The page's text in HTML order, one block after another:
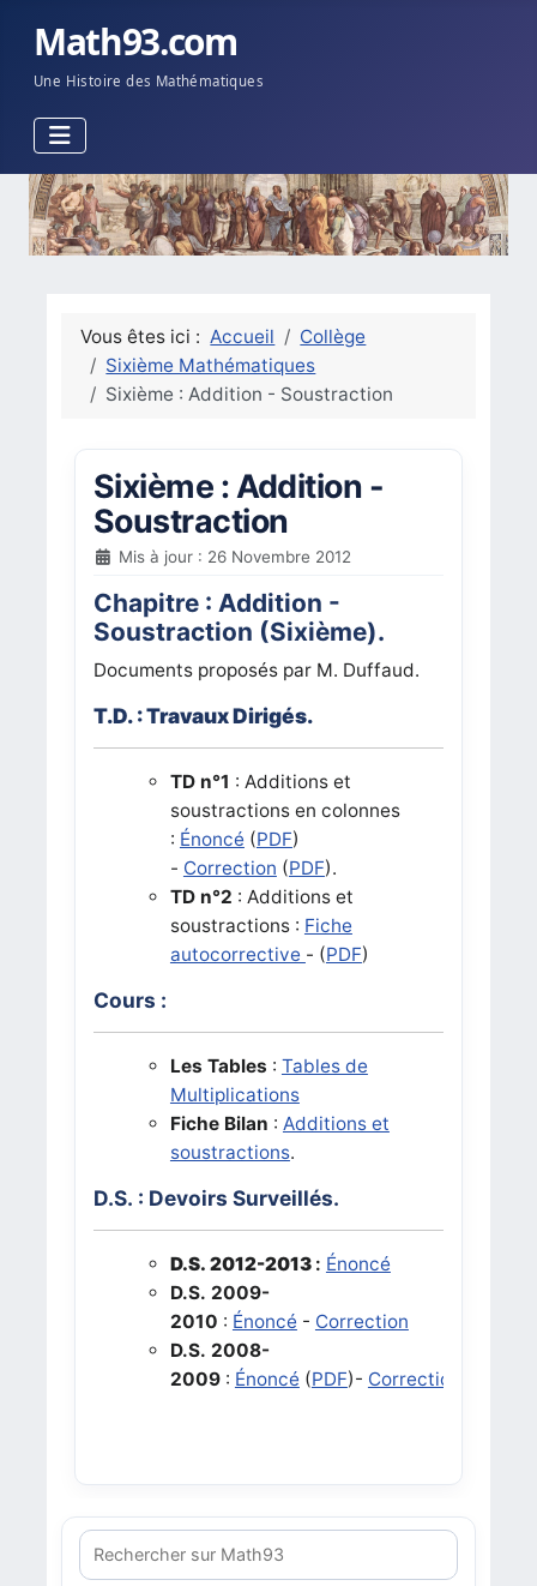
Math93.com
Une Histoire des Mathématiques
Vous êtes ici : Accueil
Collège
Sixième Mathématiques
Sixième : Addition - Soustraction
Sixième : Addition -
Soustraction
Mis à jour : 26 Novembre 2012
Chapitre : Addition -
Soustraction (Sixième).
Documents proposés par M. Duffaud.
T.D. : Travaux Dirigés.
TD n°1 : Additions et
soustractions en colonnes
: Énoncé (PDF)
- Correction (PDF).
TD n°2 : Additions et
soustractions : Fiche
autocorrective - (PDF)
Cours :
Les Tables : Tables de
Multiplications
Fiche Bilan : Additions et
soustractions.
D.S. : Devoirs Surveillés.
D.S. 2012-2013 : Énoncé
D.S. 2009-
2010 : Énoncé - Correction
D.S. 2008-
2009: Énoncé (PDF)- Correction